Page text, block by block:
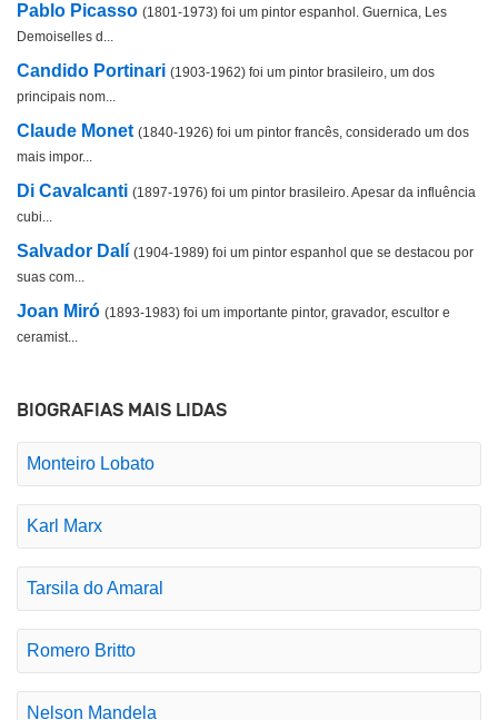
Pablo Picasso (1801-1973) foi um pintor espanhol. Guernica, Les
Demoiselles d...
Candido Portinari (1903-1962) foi um pintor brasileiro, um dos
principais nom...
Claude Monet (1840-1926) foi um pintor francês, considerado um dos
mais impor...
Di Cavalcanti (1897-1976) foi um pintor brasileiro. Apesar da influência
cubi...
Salvador Dalí (1904-1989) foi um pintor espanhol que se destacou por
suas com...
Joan Miró (1893-1983) foi um importante pintor, gravador, escultor e
ceramist...
BIOGRAFIAS MAIS LIDAS
Monteiro Lobato
Karl Marx
Tarsila do Amaral
Romero Britto
Nelson Mandela